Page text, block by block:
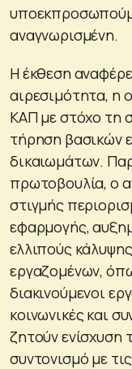
αναγνωρισμένη.
Η έκθεση
αιρεσιμότητα, η
ΚΑΠ με στόχο τη
τήρηση βασικών
δικαιωμάτων.
πρωτοβουλία, ο
στιγμής
εφαρμογής,
ελλιπούς
εργαζομένων,
διακινούμενοι
κοινωνικές και
ζητούν ενίσχυση
συντονισμό με